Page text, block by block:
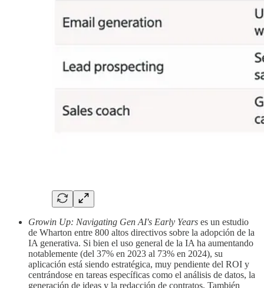
Growin Up: Navigating Gen AI's Early Years es un estudio
de Wharton entre 800 altos directivos sobre la adopción de la
IA generativa. Si bien el uso general de la IA ha aumentando
notablemente (del 37% en 2023 al 73% en 2024), su
aplicación está siendo estratégica, muy pendiente del ROI y
centrándose en tareas específicas como el análisis de datos, la
generación de ideas y la redacción de contratos. También